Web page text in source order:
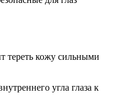
тереть кожу сильными
угла глаза к